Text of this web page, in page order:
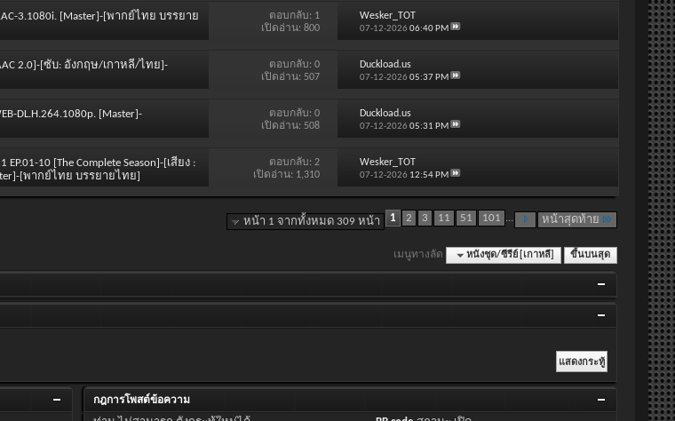
3.1080i. [Master]-[พากย์ไทย บรรยาย
ตอบกลับ: 1
เปิดอ่าน: 800
Wesker_TOT
07-12-2026 06:40 PM
2.0]-[ซับ: อังกฤษ/เกาหลี/ไทย]-
ตอบกลับ:0
เปิดอ่าน: 507
Duckload.us
07-12-2026 05:37 PM
DL.H.264.1080p. [Master]-
ตอบกลับ:0
เปิดอ่าน: 508
Duckload.us
07-12-2026 05:31 PM
10 [The Complete Season]-[เสียง :
[พากย์ไทย บรรยายไทย]
ตอบกลับ:2
เปิดอ่าน: 1,310
Wesker_TOT
07-12-2026 12:54 PM
หน้า 1 จากทั้งหมด 309 หน้า 1 2 3 11 51 101 ... หน้าสุดท้าย
เมนูทางลัด หนังชุด/ซีรีย์ [เกาหลี] ขึ้นบนสุด
กฎการโพสต์ข้อความ